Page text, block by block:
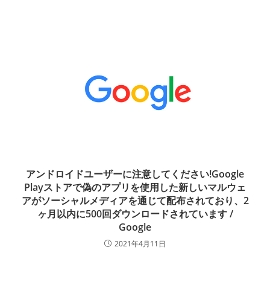
アンドロイドユーザーに注意してください!Google
Playストアで偽のアプリを使用した新しいマルウェ
アがソーシャルメディアを通じて配布されており、2
ヶ月以内に500回ダウンロードされています /
Google
2021年4月11日